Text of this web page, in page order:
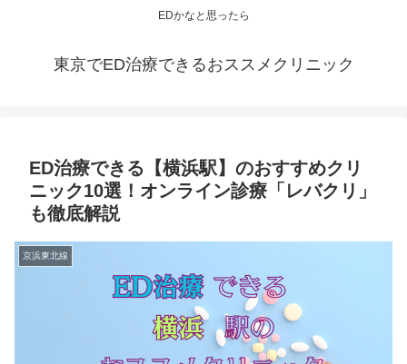
EDかなと思ったら
東京でED治療できるおススメクリニック
ED治療できる【横浜駅】のおすすめクリ
ニック10選！オンライン診療「レバクリ」
も徹底解説
京浜東北線